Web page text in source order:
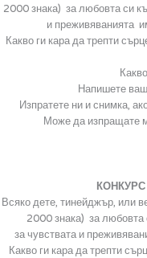
2000 знака) за любовта си
и преживяванията
Какво ги кара да трепти
Напишете
Изпратете ни и снимка,
Може да изпращате
Всяко дете, тинейджър, или
2000 знака) за
за чувствата и
Какво ги кара да трепти